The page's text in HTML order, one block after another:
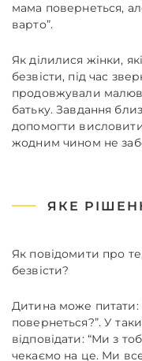
мама повернеться,
варто”.
Як ділилися жінки,
безвісти, під час
продовжували
батьку. Завдання
допомогти висловити
жодним чином не
ЯКЕ
Як повідомити про
безвісти?
Дитина може питати:
повернеться?”. У
відповідати: “Ми з
чекаємо на це. Ми